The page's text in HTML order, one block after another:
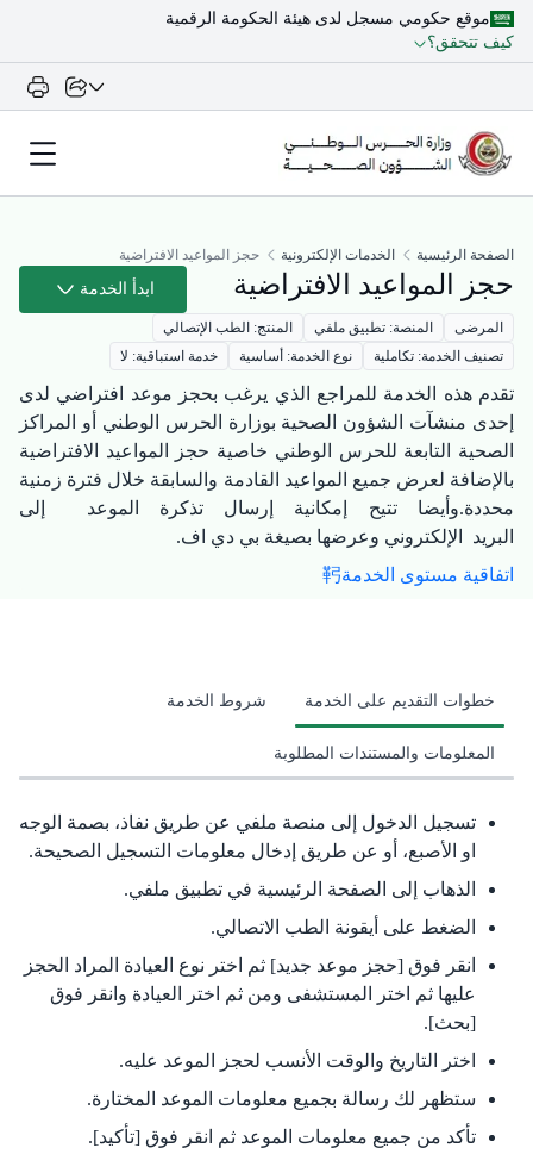
موقع حكومي مسجل لدى هيئة الحكومة الرقمية
كيف تتحقق؟
الصفحة الرئيسية الخدمات الإلكترونية حجز المواعيد الافتراضية
حجز المواعيد الافتراضية ابدأ الخدمة
المرضى المنصة: تطبيق ملفي
المنتج: الطب الإتصالي
تصنيف الخدمة: تكاملية
نوع الخدمة: أساسية خدمة استباقية: لا
تقدم هذه الخدمة للمراجع الذي يرغب بحجز موعد افتراضي لدى
إحدى منشآت الشؤون الصحية بوزارة الحرس الوطني أو المراكز
الصحية التابعة للحرس الوطني خاصية حجز المواعيد الافتراضية
بالإضافة لعرض جميع المواعيد القادمة والسابقة خلال فترة زمنية
محددة.وأيضا تتيح إمكانية إرسال تذكرة الموعد إلى
البريد الإلكتروني وعرضها بصيغة بي دي اف.
اتفاقية مستوى الخدمة
خطوات التقديم على الخدمة شروط الخدمة
المعلومات والمستندات المطلوبة
تسجيل الدخول إلى منصة ملفي عن طريق نفاذ، بصمة الوجه
او الأصبع، أو عن طريق إدخال معلومات التسجيل الصحيحة.
الذهاب إلى الصفحة الرئيسية في تطبيق ملفي.
الضغط على أيقونة الطب الاتصالي.
انقر فوق [حجز موعد جديد] ثم اختر نوع العيادة المراد الحجز
عليها ثم اختر المستشفى ومن ثم اختر العيادة وانقر فوق
[بحث].
اختر التاريخ والوقت الأنسب لحجز الموعد عليه.
ستظهر لك رسالة بجميع معلومات الموعد المختارة.
تأكد من جميع معلومات الموعد ثم انقر فوق [تأكيد].